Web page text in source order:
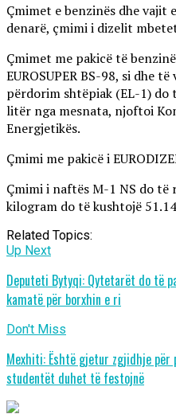
Çmimet e benzinës dhe
denarë, çmimi i dizelit
Çmimet me pakicë të
EUROSUPER BS-98, si dhe
përdorim shtëpiak (EL-1)
litër nga mesnata, njoftoi
Energjetikës.
Çmimi me pakicë i
Çmimi i naftës M-1 NS do
kilogram do të kushtojë
Related Topics:
Up Next
Deputeti Bytyqi: Qytetarët do të
kamatë për borxhin e ri
Don't Miss
Mexhiti: Është gjetur zgjidhje për
studentët duhet të festojnë